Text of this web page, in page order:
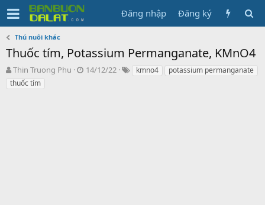
Đăng nhập Đăng ký
Thú nuôi khác
Thuốc tím, Potassium Permanganate, KMnO4
N
g
ư
Thin Truong Phu
N
14/12/22
Tkmno4
potassium permanganate
thuốc tím